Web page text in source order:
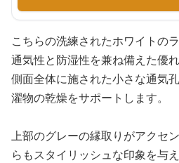
こちらの洗練されたホワイトの
通気性と防湿性を兼ね備えた優
側面全体に施された小さな通気
濯物の乾燥をサポートします。
上部のグレーの縁取りがアクセ
らもスタイリッシュな印象を与え